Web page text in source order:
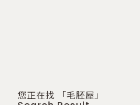
您正在找 「毛胚屋」